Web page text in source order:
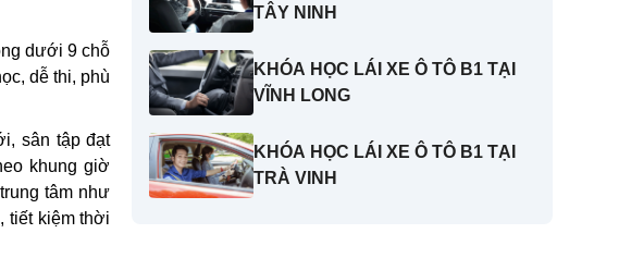
dưới 9 chỗ
dễ thi, phù
sân tập đạt
khung giờ
tâm như
tiết kiệm thời
TÂY NINH
KHÓA HỌC LÁI XE Ô TÔ B1 TẠI
VĨNH LONG
KHÓA HỌC LÁI XE Ô TÔ B1 TẠI
TRÀ VINH